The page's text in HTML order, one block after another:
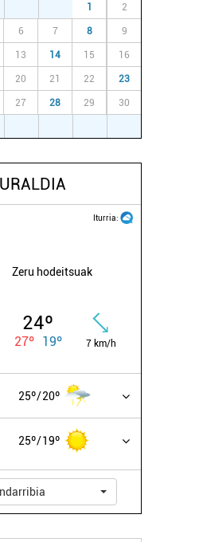
1 2
6 7 8 9
13 14 15 16
20 21 22 23
27 28 29 30
Iturria:
Zeru hodeitsuak
24º
27º 19º 7 km/h
25º 20º
25º 19º